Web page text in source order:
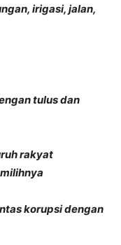
irigasi, jalan,
tulus dan
rakyat
korupsi dengan